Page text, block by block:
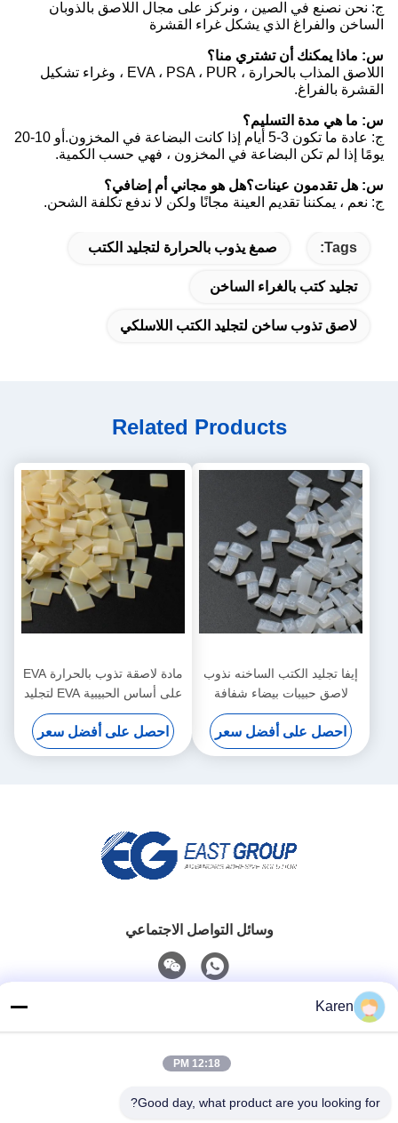
ج: نحن نصنع في الصين ، ونركز على مجال اللاصق بالذوبان
الساخن والفراغ الذي يشكل غراء القشرة
س: ماذا يمكنك أن تشتري منا؟
اللاصق المذاب بالحرارة ، EVA ، PSA ، PUR ، وغراء تشكيل
القشرة بالفراغ.
س: ما هي مدة التسليم؟
ج: عادة ما تكون 3-5 أيام إذا كانت البضاعة في المخزون.أو 10-20
يومًا إذا لم تكن البضاعة في المخزون ، فهي حسب الكمية.
س: هل تقدمون عينات؟هل هو مجاني أم إضافي؟
ج: نعم ، يمكننا تقديم العينة مجانًا ولكن لا ندفع تكلفة الشحن.
Tags: صمغ يذوب بالحرارة لتجليد الكتب
تجليد كتب بالغراء الساخن
لاصق تذوب ساخن لتجليد الكتب اللاسلكي
Related Products
إيفا تجليد الكتب الساخنه نذوب
لاصق حبيبات بيضاء شفافة
احصل على أفضل سعر
مادة لاصقة تذوب بالحرارة EVA
على أساس الحبيبية EVA لتجليد
الكتب
احصل على أفضل سعر
وسائل التواصل الاجتماعي
+86-18912490312
بريد إلكتروني
Karen
12:18 PM
Good day, what product are you looking for?